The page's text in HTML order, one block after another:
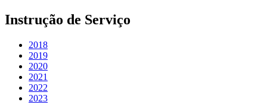
Instrução de Serviço
2018
2019
2020
2021
2022
2023